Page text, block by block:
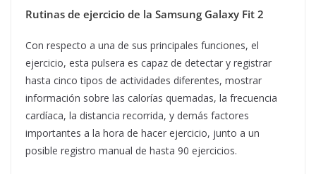
Rutinas de ejercicio de la Samsung Galaxy Fit 2
Con respecto a una de sus principales funciones, el
ejercicio, esta pulsera es capaz de detectar y registrar
hasta cinco tipos de actividades diferentes, mostrar
información sobre las calorías quemadas, la frecuencia
cardíaca, la distancia recorrida, y demás factores
importantes a la hora de hacer ejercicio, junto a un
posible registro manual de hasta 90 ejercicios.